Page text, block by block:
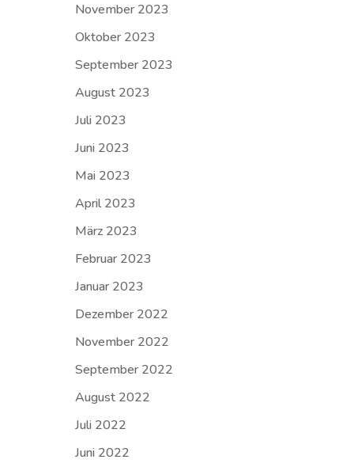
November 2023
Oktober 2023
September 2023
August 2023
Juli 2023
Juni 2023
Mai 2023
April 2023
März 2023
Februar 2023
Januar 2023
Dezember 2022
November 2022
September 2022
August 2022
Juli 2022
Juni 2022